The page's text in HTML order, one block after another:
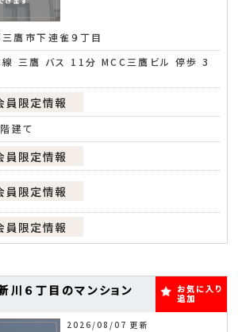
鷹市下連雀９丁目
線 三鷹 バス 11分 MCC三鷹ビル 停歩 3
建て
川６丁目のマンション
お気に入り
追加
2026/08/07 更新